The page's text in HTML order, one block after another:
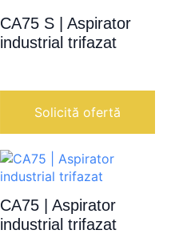
CA75 S | Aspirator
industrial trifazat
Solicită ofertă
CA75 | Aspirator
industrial trifazat